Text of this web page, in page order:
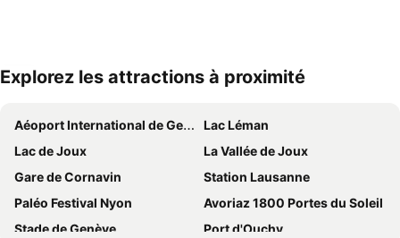
Explorez les attractions à proximité
Aéoport International de Genève
Lac Léman
Lac de Joux
La Vallée de Joux
Gare de Cornavin
Station Lausanne
Paléo Festival Nyon
Avoriaz 1800 Portes du Soleil
Stade de Genève
Port d'Ouchy